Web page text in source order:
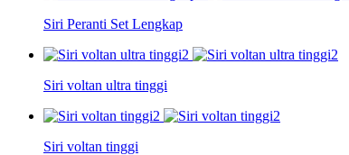
Siri Peranti Set Lengkap
Siri voltan ultra tinggi
Siri voltan tinggi